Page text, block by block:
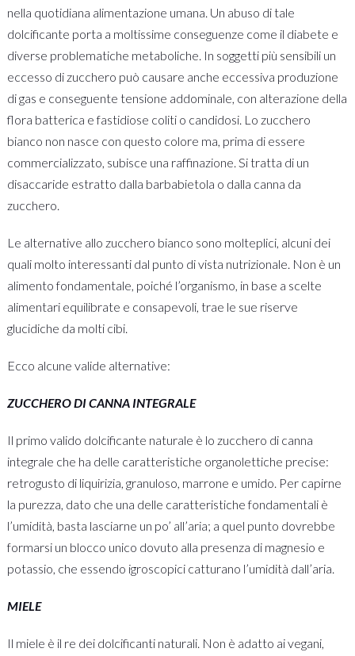
nella quotidiana alimentazione umana. Un abuso di tale
dolcificante porta a moltissime conseguenze come il diabete e
diverse problematiche metaboliche. In soggetti più sensibili un
eccesso di zucchero può causare anche eccessiva produzione
di gas e conseguente tensione addominale, con alterazione della
flora batterica e fastidiose coliti o candidosi. Lo zucchero
bianco non nasce con questo colore ma, prima di essere
commercializzato, subisce una raffinazione. Si tratta di un
disaccaride estratto dalla barbabietola o dalla canna da
zucchero.
Le alternative allo zucchero bianco sono molteplici, alcuni dei
quali molto interessanti dal punto di vista nutrizionale. Non è un
alimento fondamentale, poiché l’organismo, in base a scelte
alimentari equilibrate e consapevoli, trae le sue riserve
glucidiche da molti cibi.
Ecco alcune valide alternative:
ZUCCHERO DI CANNA INTEGRALE
Il primo valido dolcificante naturale è lo zucchero di canna
integrale che ha delle caratteristiche organolettiche precise:
retrogusto di liquirizia, granuloso, marrone e umido. Per capirne
la purezza, dato che una delle caratteristiche fondamentali è
l’umidità, basta lasciarne un po’ all’aria; a quel punto dovrebbe
formarsi un blocco unico dovuto alla presenza di magnesio e
potassio, che essendo igroscopici catturano l’umidità dall’aria.
MIELE
Il miele è il re dei dolcificanti naturali. Non è adatto ai vegani,